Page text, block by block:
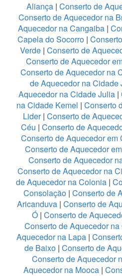
Aliança | Conserto de
Conserto de Aquecedor na
Aquecedor na Cangaiba|
Capela do Socorro |
Verde| Conserto de
Conserto de Aquecedor
Conserto de Aquecedor na
de Aquecedor na Cidade
Aquecedor na Cidade Julia |
na Cidade Kemel | Conserto
Lider| Conserto de
Céu | Conserto de
Conserto de Aquecedor
Conserto de Aquecedor
Conserto de Aquecedor
Conserto de Aquecedor na
de Aquecedor na Colonia|
Consolação | Conserto de
Aricanduva| Conserto de
Ó| Conserto de
Conserto de Aquecedor na
Aquecedor na Lapa|
de Baixo | Conserto de
Conserto de Aquecedor
Aquecedor na Mooca|